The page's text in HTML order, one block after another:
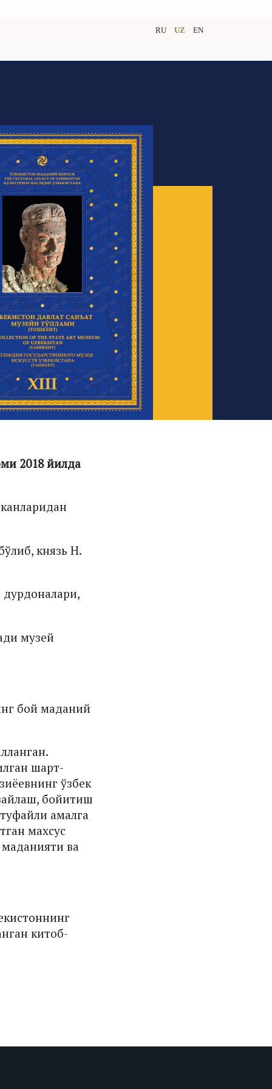
RU UZ EN
2018 йилда
князь Н.
музей
бой маданий
шарт-
ўзбек
бойитиш
амалга
махсус
ва
китоб-